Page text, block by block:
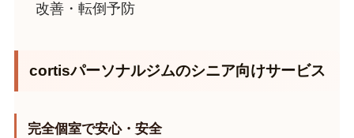
改善・転倒予防
cortisパーソナルジムのシニア向けサービス
完全個室で安心・安全